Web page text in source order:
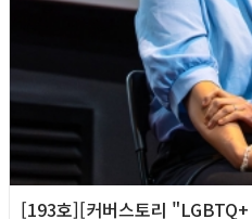
[193호][커버스토리